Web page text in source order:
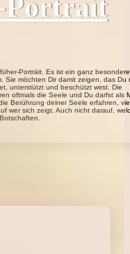
Portrait
Porträit. Es ist ein ganz
Sie möchten Dir damit zeigen, das Du
unterstützt und beschützt wirst. Die
oftmals die Seele und Du darfst als
Berührung deiner Seele erfahren,
wer sich zeigt. Auch nicht darauf,